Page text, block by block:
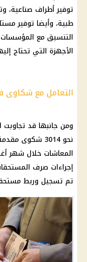
توفيرأطراف صناعية،
طبية، وأيضا توفير
التنسيق مع
الأجهزة التي تحتاج
التعامل مع شكاوى
ومن جانبها قد تجاوبت
نحو 3014 شكوى مقدمة من المواطنين من فئـه
المعاشات خلال شهر
إجراءات صرف
تم تسجيل وربط مستحقات نحو 414